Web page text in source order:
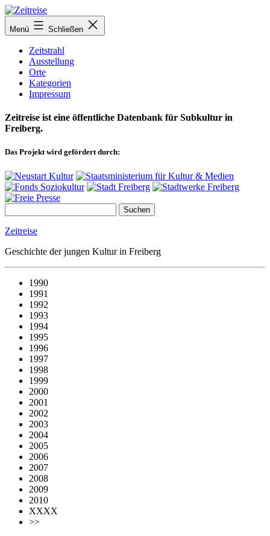
Zum
Inhalt
springen
Menü Schließen
Zeitstrahl
Ausstellung
Orte
Kategorien
Impressum
Zeitreise ist eine öffentliche Datenbank für Subkultur in
Freiberg.
Das Projekt wird gefördert durch:
Zeitreise
Geschichte der jungen Kultur in Freiberg
1990
1991
1992
1993
1994
1995
1996
1997
1998
1999
2000
2001
2002
2003
2004
2005
2006
2007
2008
2009
2010
XXXX
>>